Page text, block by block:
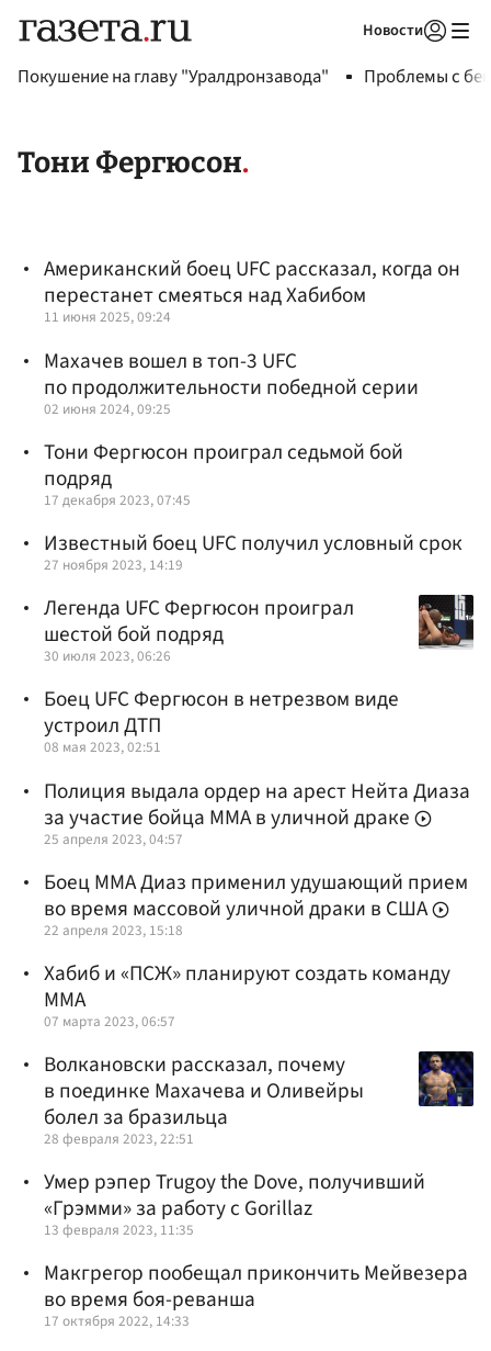
Новости
Покушение на главу "Уралдронзавода" Проблемы с
Тони Фергюсон
Американский боец UFC рассказал, когда он
перестанет смеяться над Хабибом
11 июня 2025, 09:24
Махачев вошел в топ-3 UFC
по продолжительности победной серии
02 июня 2024, 09:25
Тони Фергюсон проиграл седьмой бой
подряд
17 декабря 2023, 07:45
Известный боец UFC получил условный срок
27 ноября 2023, 14:19
Легенда UFC Фергюсон проиграл
шестой бой подряд
30 июля 2023, 06:26
Боец UFC Фергюсон в нетрезвом виде
устроил ДТП
08 мая 2023, 02:51
Полиция выдала ордер на арест Нейта Диаза
за участие бойца ММА в уличной драке
25 апреля 2023, 04:57
Боец ММА Диаз применил удушающий прием
во время массовой уличной драки в США
22 апреля 2023, 15:18
Хабиб и «ПСЖ» планируют создать команду
ММА
07 марта 2023, 06:57
Волкановски рассказал, почему
в поединке Махачева и Оливейры
болел за бразильца
28 февраля 2023, 22:51
Умер рэпер Trugoy the Dove, получивший
«Грэмми» за работу с Gorillaz
13 февраля 2023, 11:35
Макгрегор пообещал прикончить Мейвезера
во время боя-реванша
17 октября 2022, 14:33